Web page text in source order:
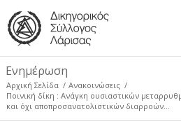
Ενημέρωση
Αρχική Σελίδα / Ανακοινώσεις /
Ποινική δίκη : Ανάγκη ουσιαστικών
και όχι αποπροσανατολιστικών διαρροών...